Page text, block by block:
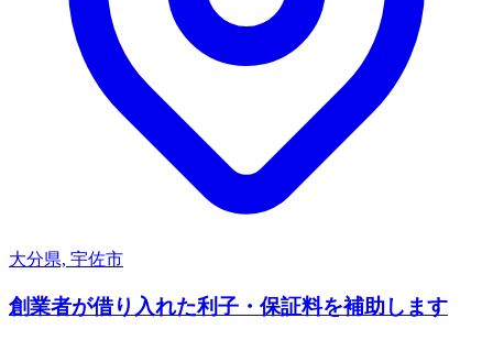
大分県, 宇佐市
創業者が借り入れた利子・保証料を補助します